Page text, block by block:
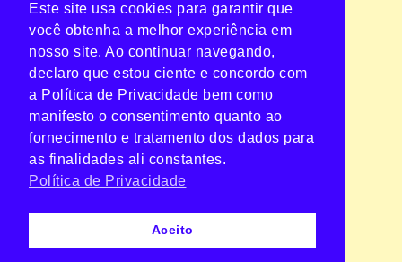
Este site usa cookies para garantir que
você obtenha a melhor experiência em
nosso site. Ao continuar navegando,
declaro que estou ciente e concordo com
a Política de Privacidade bem como
manifesto o consentimento quanto ao
fornecimento e tratamento dos dados para
as finalidades ali constantes.
Política de Privacidade
Aceito